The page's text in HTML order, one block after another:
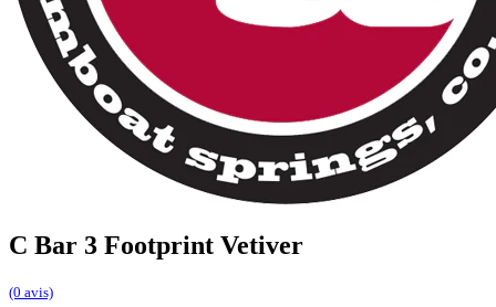
C Bar 3 Footprint Vetiver
(0 avis)